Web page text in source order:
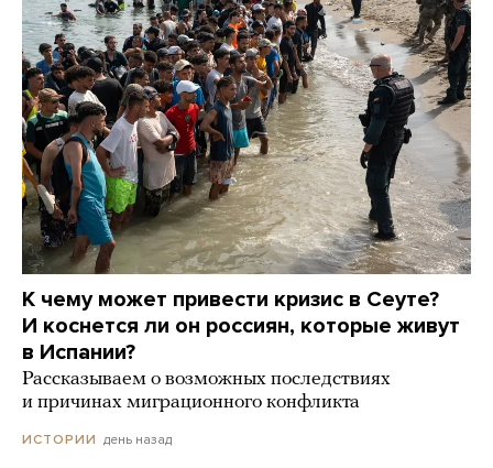
К чему может привести кризис в Сеуте?
И коснется ли он россиян, которые живут
в Испании?
Рассказываем о возможных последствиях
и причинах миграционного конфликта
ИСТОРИИ день назад